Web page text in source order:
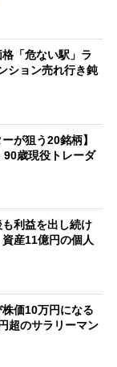
格「危ない駅」ラ
ション売れ行き鈍
が狙う20銘柄】
90歳現役トレーダ
も利益を出し続け
産11億円の個人
株価10万円になる
超のサラリーマン